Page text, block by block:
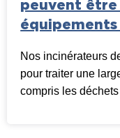
peuvent être
équipements
Nos incinérateurs
pour traiter une
compris les